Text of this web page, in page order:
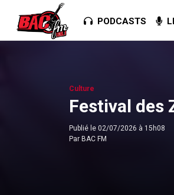
PODCASTS
Culture
Festival des
Publié le 02/07/2026 à 15h08
Par BAC FM